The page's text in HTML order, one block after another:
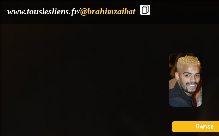
www.touslesliens.fr/@brahimzaibat